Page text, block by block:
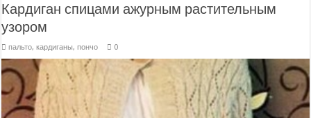
Кардиган спицами ажурным растительным
узором
пальто, кардиганы, пончо 0